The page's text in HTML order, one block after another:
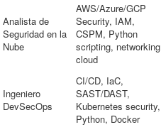
Analista de
Seguridad en la
Nube
AWS/Azure/GCP
Security, IAM,
CSPM, Python
scripting, networking
cloud
Ingeniero
DevSecOps
CI/CD, IaC,
SAST/DAST,
Kubernetes security,
Python, Docker